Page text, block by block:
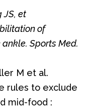
JS, et
of
ankle.Sports Med.
M et al.
rules to exclude
mid-food :